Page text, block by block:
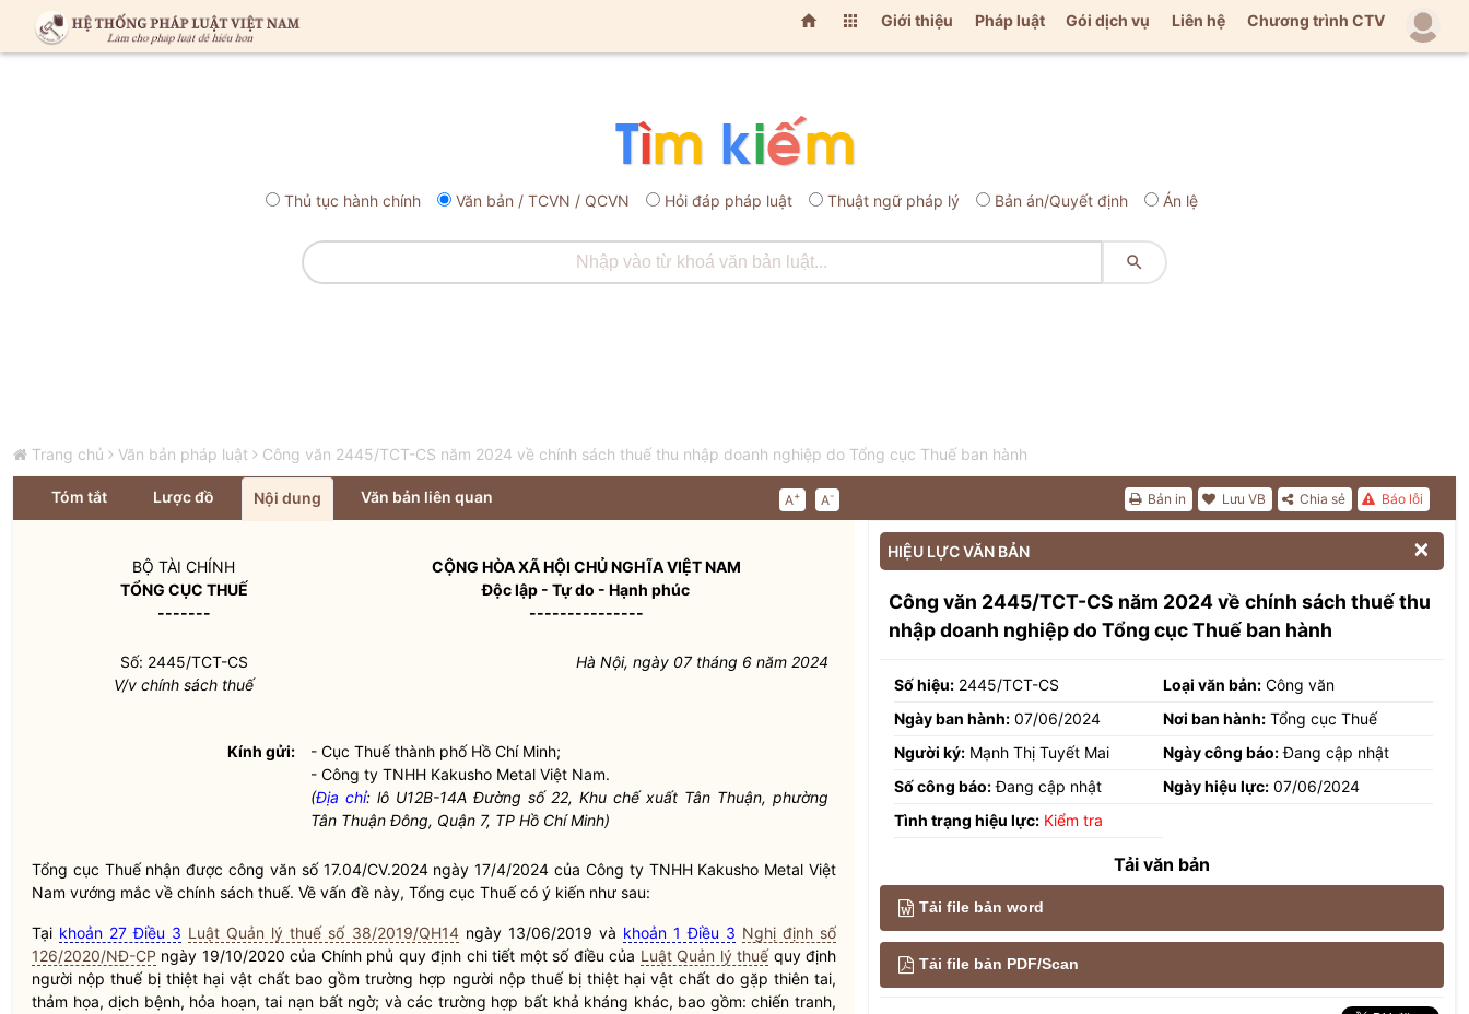
  Giới thiệu Pháp luật Gói dịch vụ Liên hệ Chương trình CTV
Thủ tục hành chính Văn bản / TCVN / QCVN Hỏi đáp pháp luật Thuật ngữ pháp lý Bản án/Quyết định Án lệ

Trang chủ Văn bản pháp luật Công văn 2445/TCT-CS năm 2024 về chính sách thuế thu nhập doanh nghiệp do Tổng cục Thuế ban hành
Tóm tắt Lược đồ Nội dung Văn bản liên quan A+ A- Báo lỗi
Chia sẻ
Lưu VB
Bản in
BỘ TÀI CHÍNH
TỔNG CỤC THUẾ
-------
CỘNG HÒA XÃ HỘI CHỦ NGHĨA VIỆT NAM
Độc lập - Tự do - Hạnh phúc
---------------
Số: 2445/TCT-CS
V/v chính sách thuế
Hà Nội, ngày 07 tháng 6 năm 2024
Kính gửi:
- Cục Thuế thành phố Hồ Chí Minh;
- Công ty TNHH Kakusho Metal Việt Nam.
(Địa chỉ: lô U12B-14A Đường số 22, Khu chế xuất Tân Thuận, phường
Tân Thuận Đông, Quận 7, TP Hồ Chí Minh)
Tổng cục Thuế nhận được công văn số 17.04/CV.2024 ngày 17/4/2024 của Công ty TNHH Kakusho Metal Việt
Nam vướng mắc về chính sách thuế. Về vấn đề này, Tổng cục Thuế có ý kiến như sau:
Tại khoản 27 Điều 3 Luật Quản lý thuế số 38/2019/QH14ngày 13/06/2019 và khoản 1 Điều 3 Nghị định số
126/2020/NĐ-CP ngày 19/10/2020 của Chính phủ quy định chi tiết một số điều của Luật Quản lý thuếquy định
người nộp thuế bị thiệt hại vật chất bao gồm trường hợp người nộp thuế bị thiệt hại vật chất do gặp thiên tai,
thảm họa, dịch bệnh, hỏa hoạn, tai nạn bất ngờ; và các trường hợp bất khả kháng khác, bao gồm: chiến tranh,
HIỆU LỰC VĂN BẢN 
Công văn 2445/TCT-CS năm 2024 về chính sách thuế thu
nhập doanh nghiệp do Tổng cục Thuế ban hành
Số hiệu: 2445/TCT-CS Loại văn bản: Công văn
Ngày ban hành: 07/06/2024 Nơi ban hành: Tổng cục Thuế
Người ký: Mạnh Thị Tuyết Mai Ngày công báo:Đang cập nhật
Số công báo:Đang cập nhật Ngày hiệu lực: 07/06/2024
Tình trạng hiệu lực: Kiểm tra
Tải văn bản
Tải file bản word
Tải file bản PDF/Scan